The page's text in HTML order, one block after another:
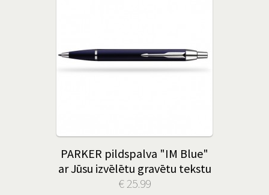
PARKER pildspalva "IM Blue"
ar Jūsu izvēlētu gravētu tekstu
€ 25.99